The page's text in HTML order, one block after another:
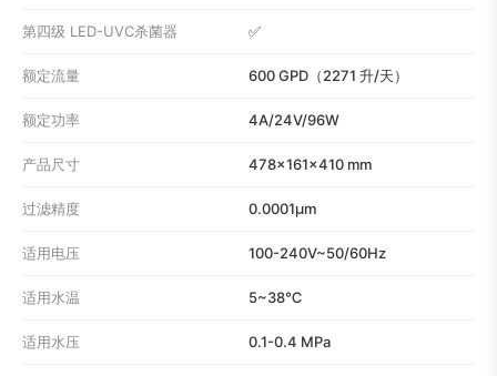
第四级 LED-UVC杀菌器 ✅
额定流量 600 GPD（2271 升/天）
额定功率 4A/24V/96W
产品尺寸 478×161×410 mm
过滤精度 0.0001μm
适用电压 100-240V~50/60Hz
适用水温 5~38℃
适用水压 0.1-0.4 MPa